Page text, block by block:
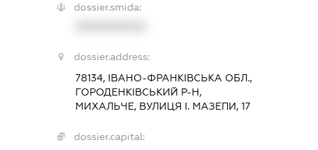
dossier.smida:
dossier.address:
78134, ІВАНО-ФРАНКІВСЬКА ОБЛ.,
ГОРОДЕНКІВСЬКИЙ Р-Н,
МИХАЛЬЧЕ, ВУЛИЦЯ І. МАЗЕПИ, 17
dossier.capital: